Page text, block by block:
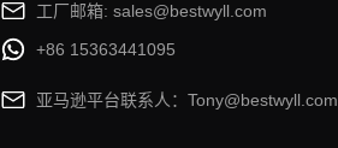
工厂邮箱: sales@bestwyll.com
+86 15363441095
亚马逊平台联系人：Tony@bestwyll.com